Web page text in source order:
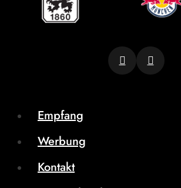
Empfang
Werbung
Kontakt